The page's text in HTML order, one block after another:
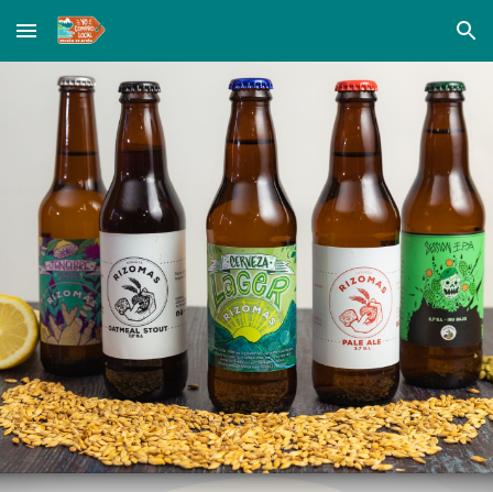
Skip to main content Skip to navigation